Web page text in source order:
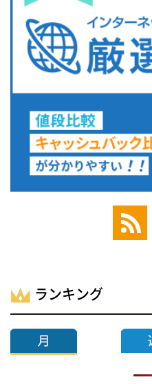
ランキング